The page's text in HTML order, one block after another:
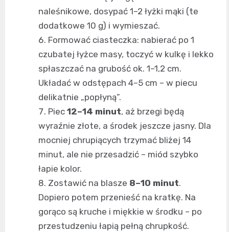
naleśnikowe, dosypać 1–2 łyżki mąki (te
dodatkowe 10 g) i wymieszać.
Formować ciasteczka: nabierać po 1
czubatej łyżce masy, toczyć w kulkę i lekko
spłaszczać na grubość ok. 1–1,2 cm.
Układać w odstępach 4–5 cm – w piecu
delikatnie „popłyną”.
Piec 12–14 minut, aż brzegi będą
wyraźnie złote, a środek jeszcze jasny. Dla
mocniej chrupiących trzymać bliżej 14
minut, ale nie przesadzić – miód szybko
łapie kolor.
Zostawić na blasze 8–10 minut.
Dopiero potem przenieść na kratkę. Na
gorąco są kruche i miękkie w środku – po
przestudzeniu łapią pełną chrupkość.